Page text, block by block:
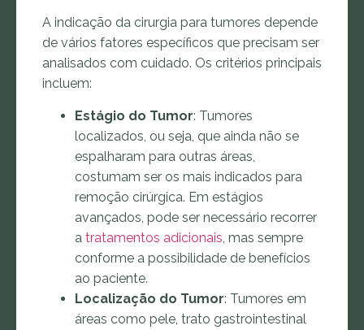
A indicação da cirurgia para tumores depende
de vários fatores específicos que precisam ser
analisados com cuidado. Os critérios principais
incluem:
Estágio do Tumor: Tumores
localizados, ou seja, que ainda não se
espalharam para outras áreas,
costumam ser os mais indicados para
remoção cirúrgica. Em estágios
avançados, pode ser necessário recorrer
a tratamentos adicionais , mas sempre
conforme a possibilidade de benefícios
ao paciente.
Localização do Tumor: Tumores em
áreas como pele, trato gastrointestinal